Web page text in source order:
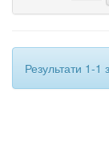
Результати 1-1